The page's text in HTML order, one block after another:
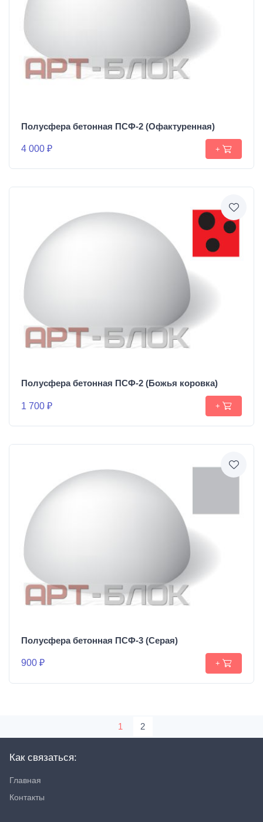
Полусфера бетонная ПСФ-2 (Офактуренная)
4 000 ₽ +
Полусфера бетонная ПСФ-2 (Божья коровка)
1 700 ₽ +
Полусфера бетонная ПСФ-3 (Серая)
900 ₽ +
1 2
Как связаться:
Главная
Контакты